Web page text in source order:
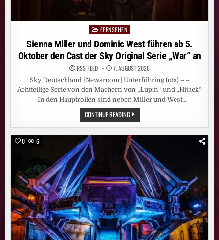
Posted
in
FERNSEHEN
Sienna Miller und Dominic West führen ab 5.
Oktober den Cast der Sky Original Serie „War“ an
RSS-FEED 7. AUGUST 2026
Sky Deutschland [Newsroom] Unterföhring (ots) – –
Achtteilige Serie von den Machern von „Lupin“ und „Hijack“
– In den Hauptrollen sind neben Miller und West…
CONTINUE READINGSIENNA
MILLER
UND
DOMINIC
WEST
FÜHREN
AB
OKTOBER
DEN
CAST
DER
SKY
ORIGINAL
SERIE
„WAR“
AN
0 6